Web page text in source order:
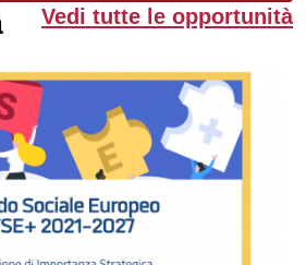
Vedi tutte le opportunità